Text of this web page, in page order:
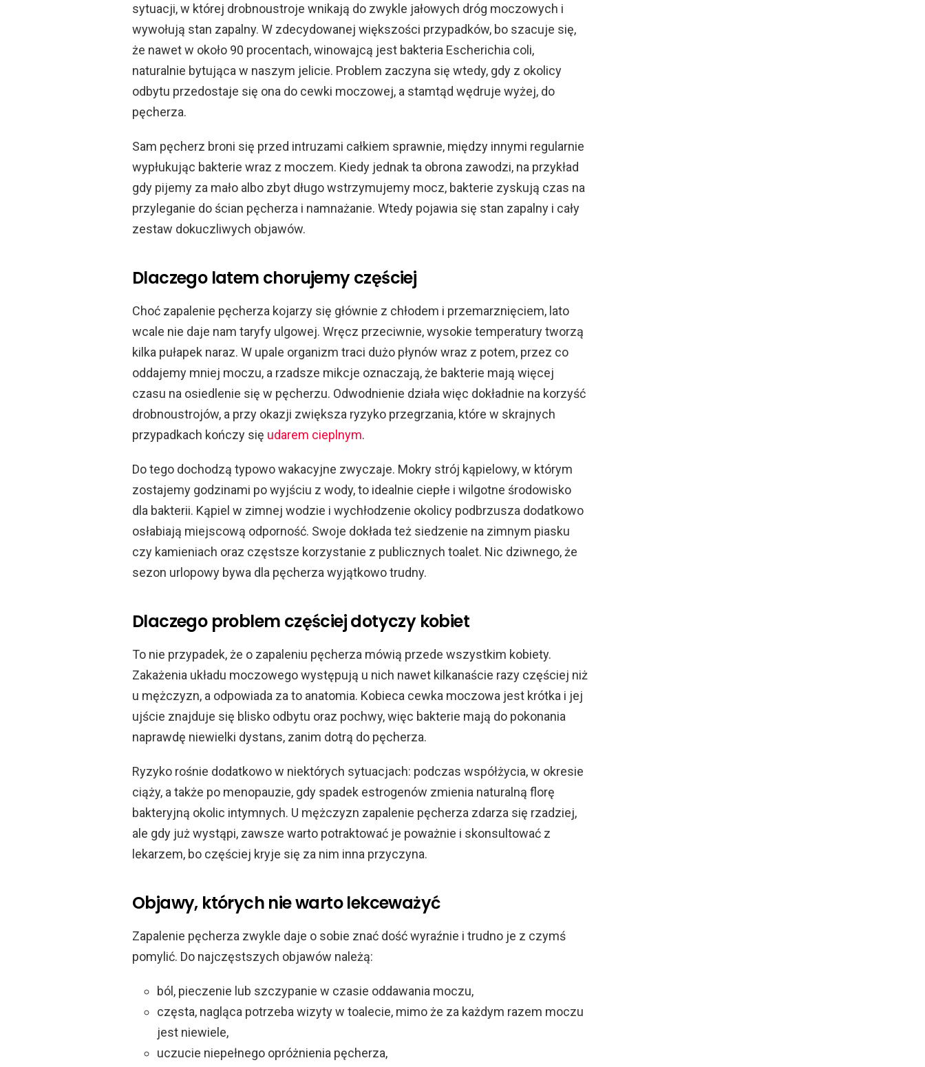
sytuacji, w której drobnoustroje wnikają do zwykle jałowych dróg moczowych i
wywołują stan zapalny. W zdecydowanej większości przypadków, bo szacuje się,
że nawet w około 90 procentach, winowajcą jest bakteria Escherichia coli,
naturalnie bytująca w naszym jelicie. Problem zaczyna się wtedy, gdy z okolicy
odbytu przedostaje się ona do cewki moczowej, a stamtąd wędruje wyżej, do
pęcherza.
Sam pęcherz broni się przed intruzami całkiem sprawnie, między innymi regularnie
wypłukując bakterie wraz z moczem. Kiedy jednak ta obrona zawodzi, na przykład
gdy pijemy za mało albo zbyt długo wstrzymujemy mocz, bakterie zyskują czas na
przyleganie do ścian pęcherza i namnażanie. Wtedy pojawia się stan zapalny i cały
zestaw dokuczliwych objawów.
Dlaczego latem chorujemy częściej
Choć zapalenie pęcherza kojarzy się głównie z chłodem i przemarznięciem, lato
wcale nie daje nam taryfy ulgowej. Wręcz przeciwnie, wysokie temperatury tworzą
kilka pułapek naraz. W upale organizm traci dużo płynów wraz z potem, przez co
oddajemy mniej moczu, a rzadsze mikcje oznaczają, że bakterie mają więcej
czasu na osiedlenie się w pęcherzu. Odwodnienie działa więc dokładnie na korzyść
drobnoustrojów, a przy okazji zwiększa ryzyko przegrzania, które w skrajnych
przypadkach kończy się udarem cieplnym.
Do tego dochodzą typowo wakacyjne zwyczaje. Mokry strój kąpielowy, w którym
zostajemy godzinami po wyjściu z wody, to idealnie ciepłe i wilgotne środowisko
dla bakterii. Kąpiel w zimnej wodzie i wychłodzenie okolicy podbrzusza dodatkowo
osłabiają miejscową odporność. Swoje dokłada też siedzenie na zimnym piasku
czy kamieniach oraz częstsze korzystanie z publicznych toalet. Nic dziwnego, że
sezon urlopowy bywa dla pęcherza wyjątkowo trudny.
Dlaczego problem częściej dotyczy kobiet
To nie przypadek, że o zapaleniu pęcherza mówią przede wszystkim kobiety.
Zakażenia układu moczowego występują u nich nawet kilkanaście razy częściej niż
u mężczyzn, a odpowiada za to anatomia. Kobieca cewka moczowa jest krótka i jej
ujście znajduje się blisko odbytu oraz pochwy, więc bakterie mają do pokonania
naprawdę niewielki dystans, zanim dotrą do pęcherza.
Ryzyko rośnie dodatkowo w niektórych sytuacjach: podczas współżycia, w okresie
ciąży, a także po menopauzie, gdy spadek estrogenów zmienia naturalną florę
bakteryjną okolic intymnych. U mężczyzn zapalenie pęcherza zdarza się rzadziej,
ale gdy już wystąpi, zawsze warto potraktować je poważnie i skonsultować z
lekarzem, bo częściej kryje się za nim inna przyczyna.
Objawy, których nie warto lekceważyć
Zapalenie pęcherza zwykle daje o sobie znać dość wyraźnie i trudno je z czymś
pomylić. Do najczęstszych objawów należą:
ból, pieczenie lub szczypanie w czasie oddawania moczu,
częsta, nagląca potrzeba wizyty w toalecie, mimo że za każdym razem moczu
jest niewiele,
uczucie niepełnego opróżnienia pęcherza,